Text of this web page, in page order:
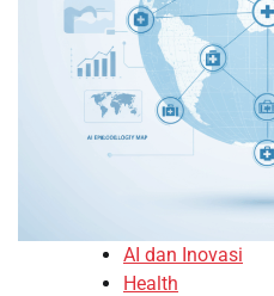
AI dan Inovasi
Health